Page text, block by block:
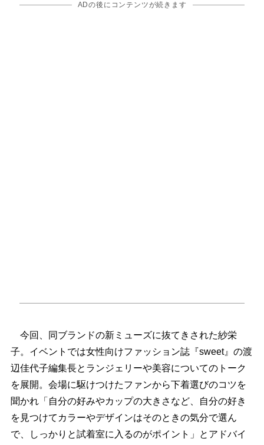
ADの後にコンテンツが続きます
今回、同ブランドの新ミューズに抜てきされた紗栄
子。イベントでは女性向けファッション誌『sweet』の渡
辺佳代子編集長とランジェリーや美容についてのトーク
を展開。会場に駆けつけたファンから下着選びのコツを
聞かれ「自分の好みやカップの大きさなど、自分の好き
を見つけてカラーやデザインはそのときの気分で選ん
で、しっかりと試着室に入るのがポイント」とアドバイ